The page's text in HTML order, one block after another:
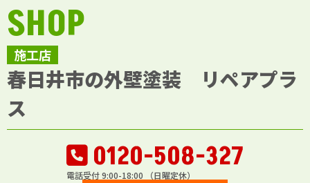
施工店
SHOP
春日井市の外壁塗装 リペアプラ
ス
0120-508-327
電話受付 9:00-18:00 （日曜定休）